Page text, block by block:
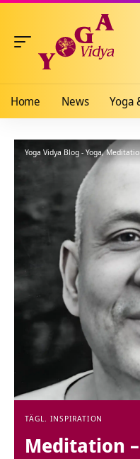
Home News Yoga
Yoga Vidya Blog - Yoga,
TÄGL. INSPIRATION
Meditation